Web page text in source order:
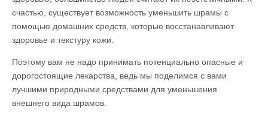
счастью, существует возможность уменьшить шрамы с
помощью домашних средств, которые восстанавливают
здоровье и текстуру кожи.
Поэтому вам не надо принимать потенциально опасные и
дорогостоящие лекарства, ведь мы поделимся с вами
лучшими природными средствами для уменьшения
внешнего вида шрамов.